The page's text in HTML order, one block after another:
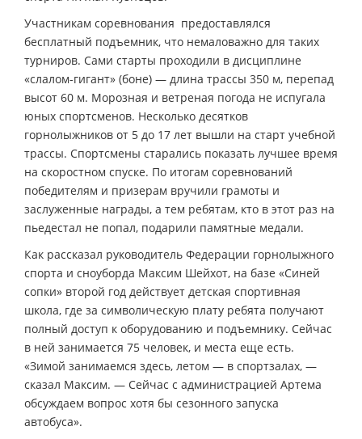
Участникам соревнования предоставлялся
бесплатный подъемник, что немаловажно для таких
турниров. Сами старты проходили в дисциплине
«слалом-гигант» (боне) — длина трассы 350 м, перепад
высот 60 м. Морозная и ветреная погода не испугала
юных спортсменов. Несколько десятков
горнолыжников от 5 до 17 лет вышли на старт учебной
трассы. Спортсмены старались показать лучшее время
на скоростном спуске. По итогам соревнований
победителям и призерам вручили грамоты и
заслуженные награды, а тем ребятам, кто в этот раз на
пьедестал не попал, подарили памятные медали.
Как рассказал руководитель Федерации горнолыжного
спорта и сноуборда Максим Шейхот, на базе «Синей
сопки» второй год действует детская спортивная
школа, где за символическую плату ребята получают
полный доступ к оборудованию и подъемнику. Сейчас
в ней занимается 75 человек, и места еще есть.
«Зимой занимаемся здесь, летом — в спортзалах, —
сказал Максим. — Сейчас с администрацией Артема
обсуждаем вопрос хотя бы сезонного запуска
автобуса».